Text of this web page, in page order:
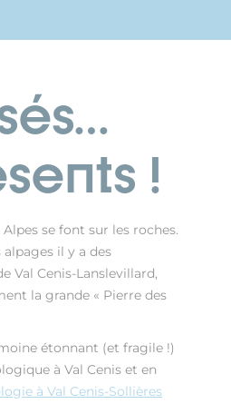
!
se font sur les roches.
il y a des
Val Cenis-Lanslevillard,
la grande « Pierre des
étonnant (et fragile !)
à Val Cenis et en
à Val Cenis-Sollières